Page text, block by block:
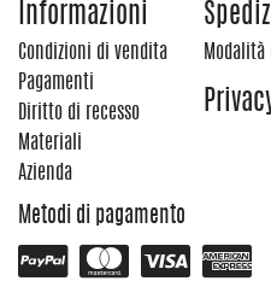
Informazioni
Condizioni di vendita
Pagamenti
Diritto di recesso
Materiali
Azienda
Metodi di pagamento